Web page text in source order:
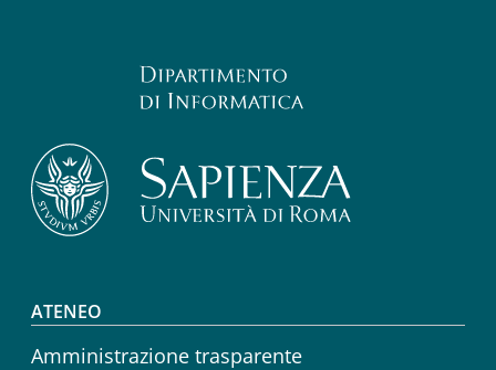
Footer menu
ATENEO
Amministrazione trasparente